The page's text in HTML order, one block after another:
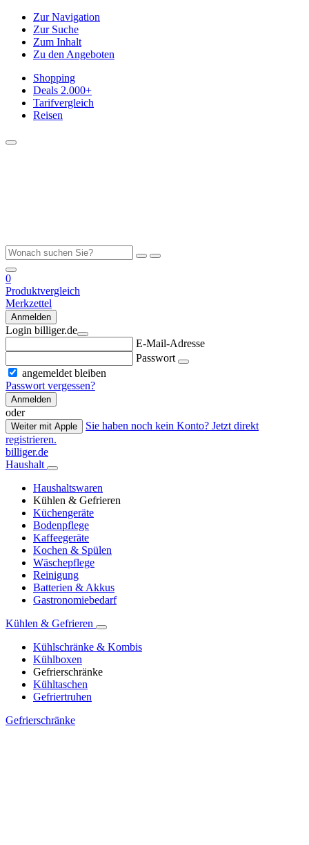
Zur Navigation
Zur Suche
Zum Inhalt
Zu den Angeboten
Shopping
Deals 2.000+
Tarifvergleich
Reisen
0
Produktvergleich
Merkzettel
Anmelden
Login billiger.de
E-Mail-Adresse
Passwort
angemeldet bleiben
Passwort vergessen?
Anmelden
oder
Weiter mit Apple
Sie haben noch kein Konto? Jetzt direkt
registrieren.
billiger.de
Haushalt
Haushaltswaren
Kühlen & Gefrieren
Küchengeräte
Bodenpflege
Kaffeegeräte
Kochen & Spülen
Wäschepflege
Reinigung
Batterien & Akkus
Gastronomiebedarf
Kühlen & Gefrieren
Kühlschränke & Kombis
Kühlboxen
Gefrierschränke
Kühltaschen
Gefriertruhen
Gefrierschränke